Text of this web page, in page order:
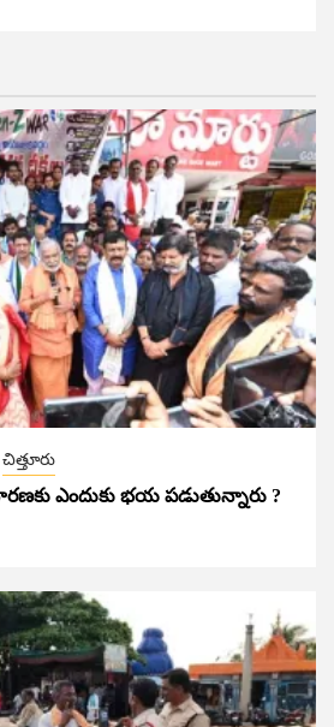
చిత్తూరు
ఎందుకు భయ పడుతున్నారు ?